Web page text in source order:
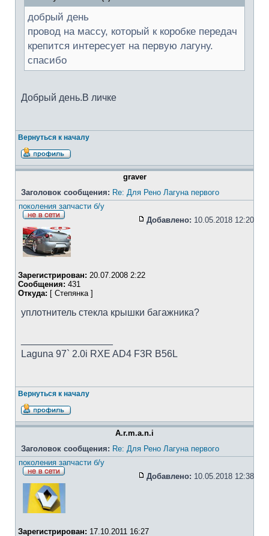
добрый день
провод на массу, который к коробке передач
крепится интересует на первую лагуну.
спасибо
Добрый день.В личке
Вернуться к началу
graver
Заголовок сообщения: Re: Для Рено Лагуна первого
поколения запчасти б/у
Добавлено: 10.05.2018 12:20
Зарегистрирован: 20.07.2008 2:22
Сообщения: 431
Откуда: [ Степянка ]
уплотнитель стекла крышки багажника?
Laguna 97` 2.0i RXE AD4 F3R B56L
Вернуться к началу
A.r.m.a.n.i
Заголовок сообщения: Re: Для Рено Лагуна первого
поколения запчасти б/у
Добавлено: 10.05.2018 12:38
Зарегистрирован: 17.10.2011 16:27